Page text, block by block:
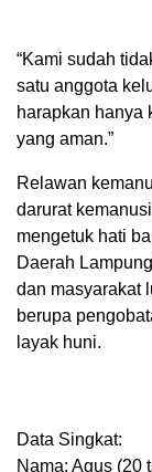
“Kami sudah
satu anggota
harapkan hanya
yang aman.”
Relawan
darurat
mengetuk hati
Daerah
dan masyarakat
berupa
layak huni.
Data Singkat:
Nama: Agus (20